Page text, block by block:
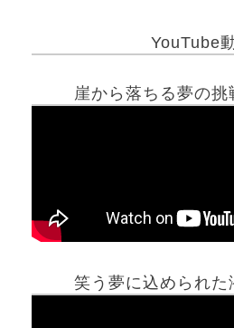
YouTube
崖から落ちる夢の挑
笑う夢に込められた